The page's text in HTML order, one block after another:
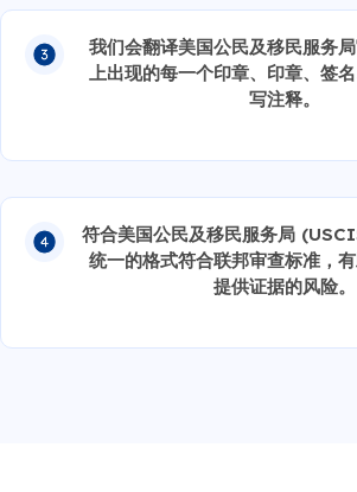
我们会翻译美国公民及移民服务
上出现的每一个印章、印章、签
写注释。
符合美国公民及移民服务局
统一的格式符合联邦审查标准，
提供证据的风险。